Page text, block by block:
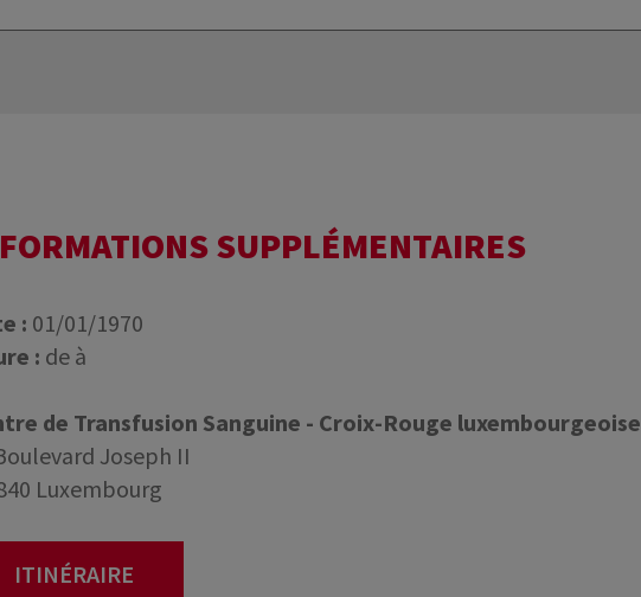
SUPPLÉMENTAIRES
: 01/01/1970
: de à
de Transfusion Sanguine - Croix-Rouge luxembourgeoise
Joseph II
Luxembourg
ITINÉRAIRE